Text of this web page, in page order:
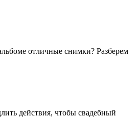
отличные снимки? Разберем
действия, чтобы свадебный